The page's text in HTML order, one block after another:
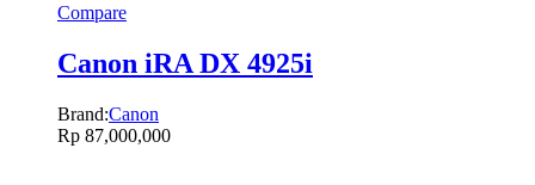
Compare
Canon iRA DX 4925i
Brand:Canon
Rp 87,000,000